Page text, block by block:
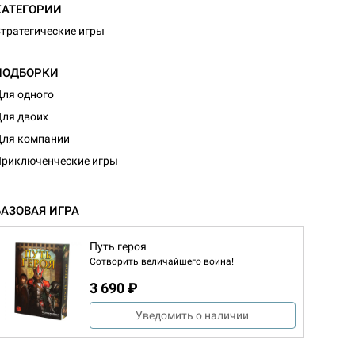
игры
одного
двоих
компании
игры
ИГРА
Путь героя
Сотворить величайшего воина!
3 690 ₽
Уведомить о наличии